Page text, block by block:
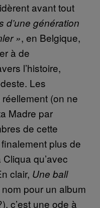
avant tout
d’une génération
», en Belgique,
à de
l’histoire,
Les
(on ne
Madre par
de cette
plus de
qu’avec
clair, Une ball
pour un album
c’est une ode à